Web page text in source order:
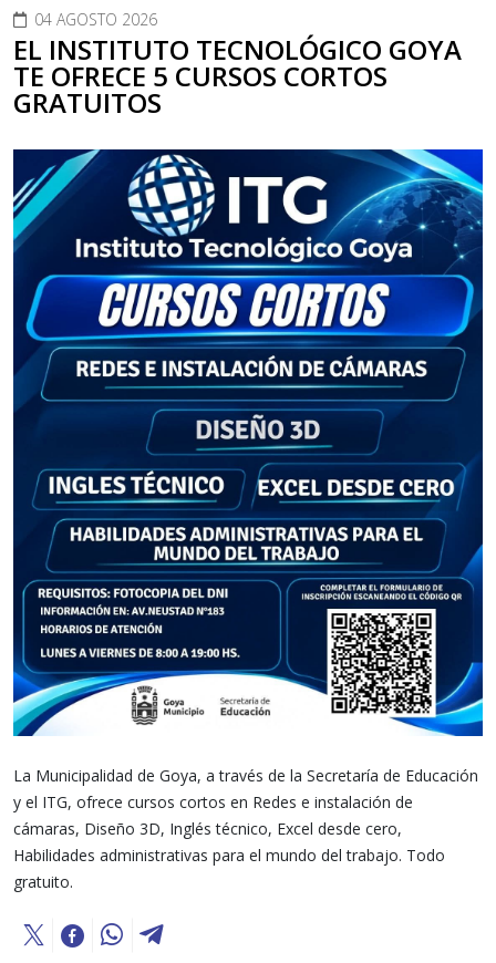
04 AGOSTO 2026
EL INSTITUTO TECNOLÓGICO GOYA
TE OFRECE 5 CURSOS CORTOS
GRATUITOS
La Municipalidad de Goya, a través de la Secretaría de Educación
y el ITG, ofrece cursos cortos en Redes e instalación de
cámaras, Diseño 3D, Inglés técnico, Excel desde cero,
Habilidades administrativas para el mundo del trabajo. Todo
gratuito.